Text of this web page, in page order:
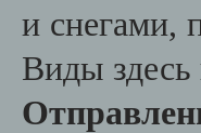
и снегами,
Виды